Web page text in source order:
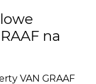
na
VAN GRAAF